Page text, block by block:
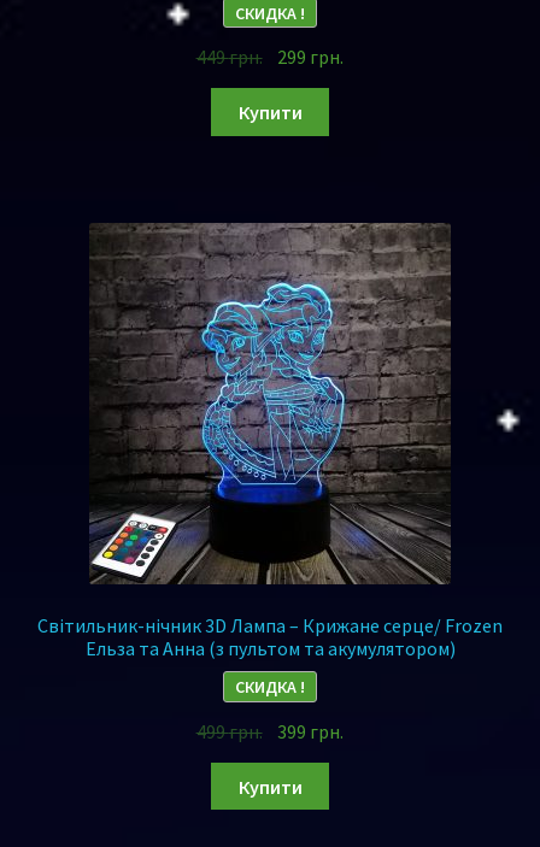
СКИДКА !
449грн. 299 грн.
Купити
Світильник-нічник 3D Лампа – Крижане серце/ Frozen
Ельза та Анна (з пультом та акумулятором)
СКИДКА !
499грн. 399 грн.
Купити